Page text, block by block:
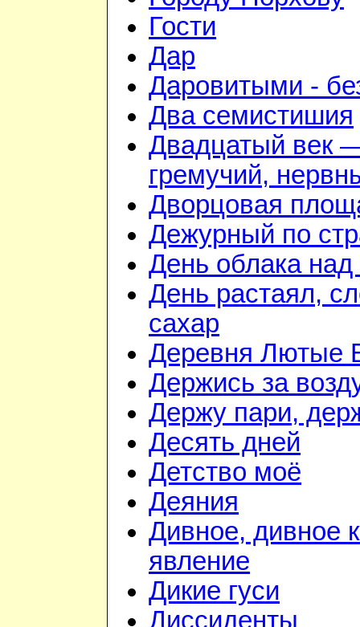
Гости
Дар
Даровитыми -
Два семистишия
Двадцатый век
гремучий,
Дворцовая
Дежурный по
День облака
День растаял,
сахар
Деревня Лютые
Держись за
Держу пари,
Десять дней
Детство моё
Деяния
Дивное, дивное
явление
Дикие гуси
Диссиденты